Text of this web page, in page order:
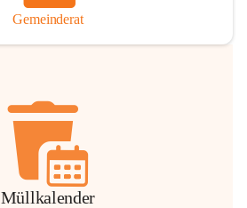
Gemeinderat
Müllkalender